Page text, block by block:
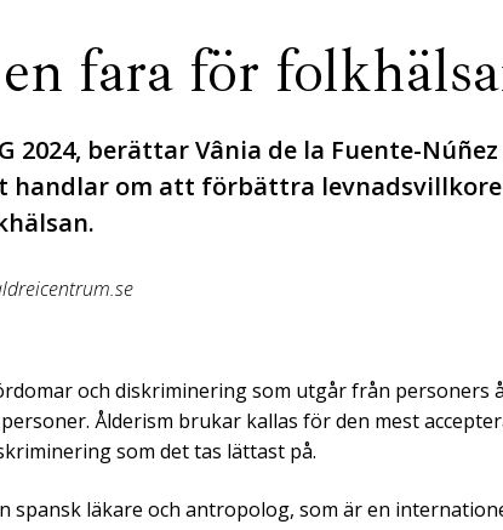
fara för
2024, berättar Vânia de la Fuente-
handlar om att förbättra
och diskriminering som utgår från personers
Ålderism brukar kallas för den mest
som det tas lättast på.
spansk läkare och antropolog, som är en